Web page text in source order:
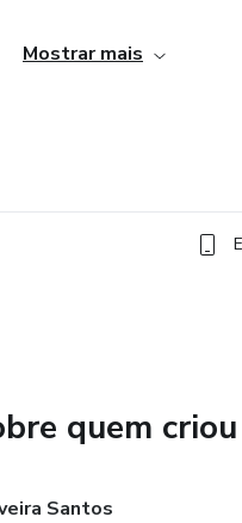
Este é o Método Edição
Mostrar mais
quem
Santos